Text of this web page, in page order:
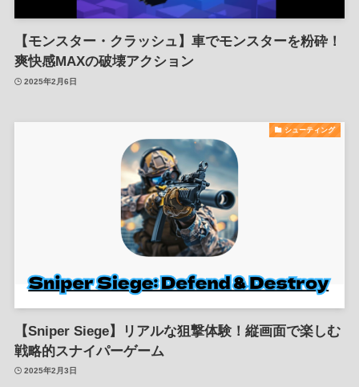
【モンスター・クラッシュ】車でモンスターを粉砕！
爽快感MAXの破壊アクション
2025年2月6日
シューティング
【Sniper Siege】リアルな狙撃体験！縦画面で楽しむ
戦略的スナイパーゲーム
2025年2月3日